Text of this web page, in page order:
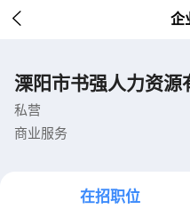
 企
溧阳市书强人力资源
私营
商业服务
在招职位